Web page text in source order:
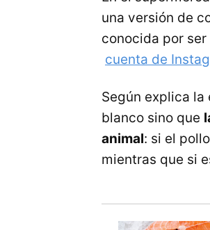
una versión de
conocida por
cuenta de
Según explica
blanco sino que
animal: si el
mientras que si